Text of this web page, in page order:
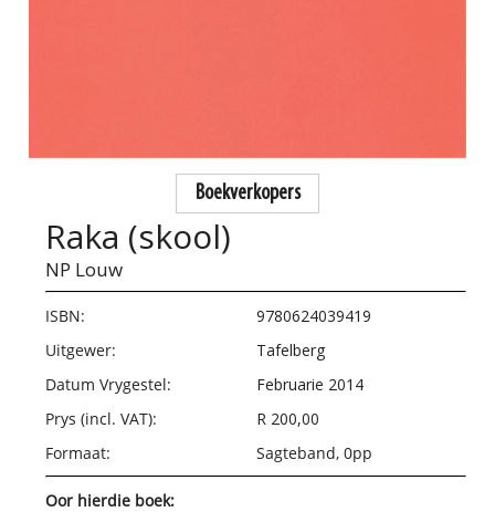
Boekverkopers
Raka (skool)
NP Louw
ISBN:
9780624039419
Uitgewer:
Tafelberg
Datum Vrygestel:
Februarie 2014
Prys (incl. VAT):
R 200,00
Formaat:
Sagteband, 0pp
Oor hierdie boek: